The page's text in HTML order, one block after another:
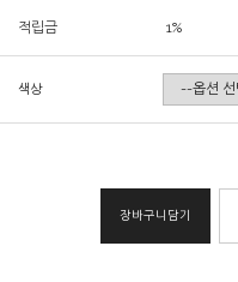
적립금 1%
색상
장바구니담기